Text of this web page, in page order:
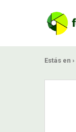
Estás en ›